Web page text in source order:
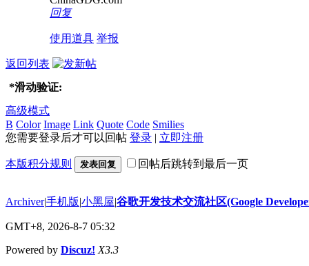
回复
使用道具 举报
返回列表
*滑动验证:
高级模式
B Color Image Link Quote Code Smilies
您需要登录后才可以回帖 登录 | 立即注册
本版积分规则 发表回复 回帖后跳转到最后一页
Archiver|手机版|小黑屋|谷歌开发技术交流社区(Google
GMT+8, 2026-8-7 05:32
Powered by Discuz! X3.3